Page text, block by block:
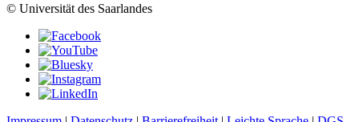
© Universität des Saarlandes